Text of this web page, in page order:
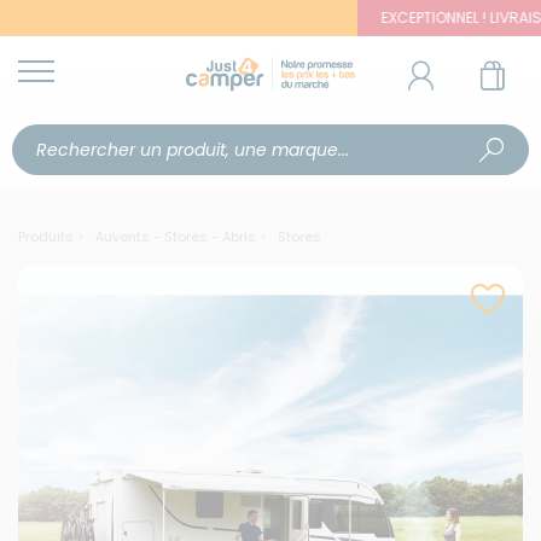
EXCEPTIONNEL ! LIVRAISON
Produits Auvents - Stores - Abris Stores